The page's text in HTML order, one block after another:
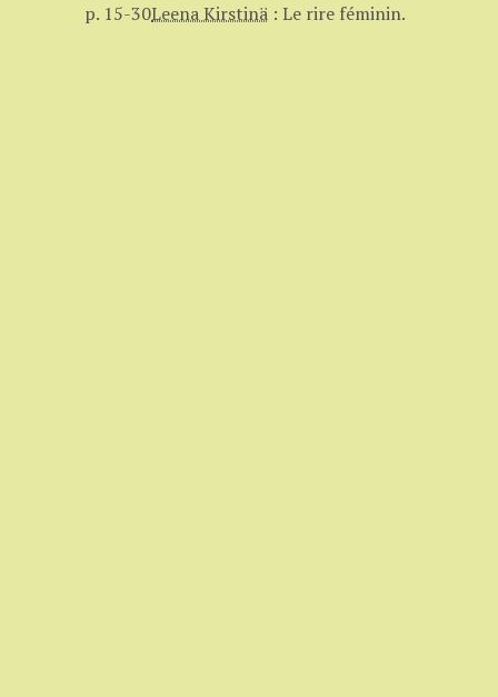
p. 15-30Leena Kirstinä : Le rire féminin.